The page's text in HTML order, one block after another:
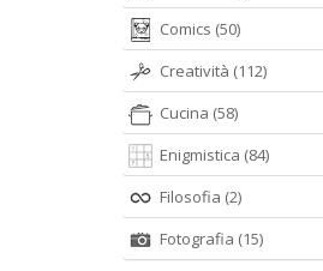
Comics (50)
Creatività (112)
Cucina (58)
Enigmistica (84)
Filosofia (2)
Fotografia (15)